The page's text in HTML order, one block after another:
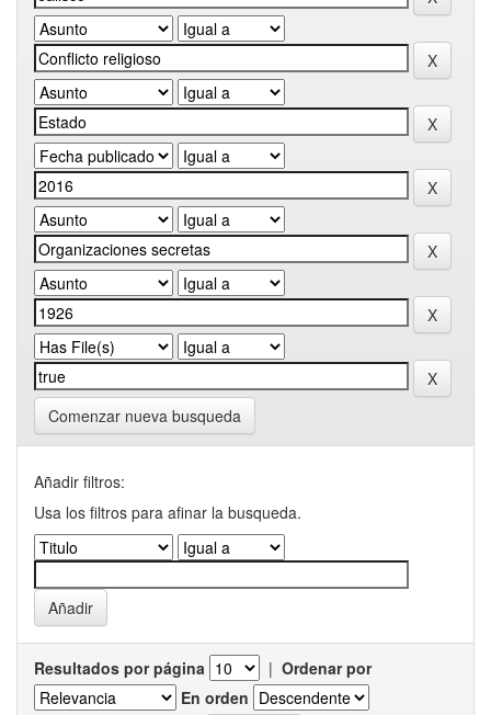
Comenzar nueva busqueda
Añadir filtros:
Usa los filtros para afinar la busqueda.
Resultados por página | Ordenar por
En orden